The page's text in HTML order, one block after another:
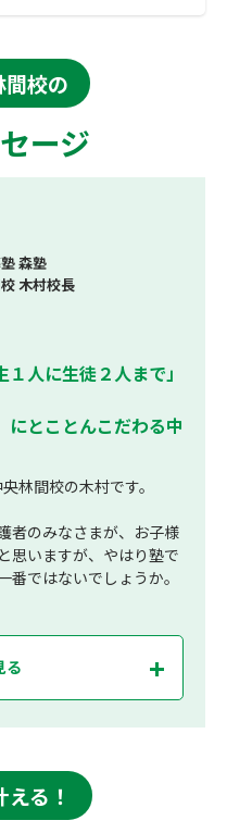
間校の
ージ
森塾
木村校長
人に生徒２人まで」
にとことんこだわる中
林間校の木村です。
者のみなさまが、お子様
思いますが、やはり塾で
番ではないでしょうか。
る
る！